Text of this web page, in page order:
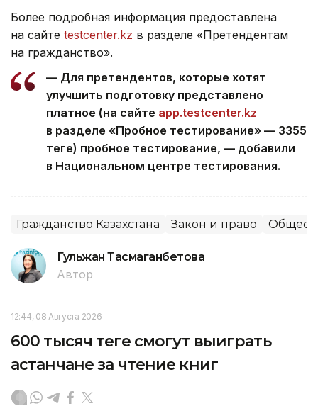
Более подробная информация предоставлена
на сайте testcenter.kz в разделе «Претендентам
на гражданство».
— Для претендентов, которые хотят
улучшить подготовку представлено
платное (на сайте app.testcenter.kz
в разделе «Пробное тестирование» — 3355
теңге) пробное тестирование, — добавили
в Национальном центре тестирования.
Гражданство Казахстана Закон и право
Гульжан Тасмаганбетова
Автор
12:44, 08 Августа 2026
600 тысяч теңге смогут выиграть
астанчане за чтение книг